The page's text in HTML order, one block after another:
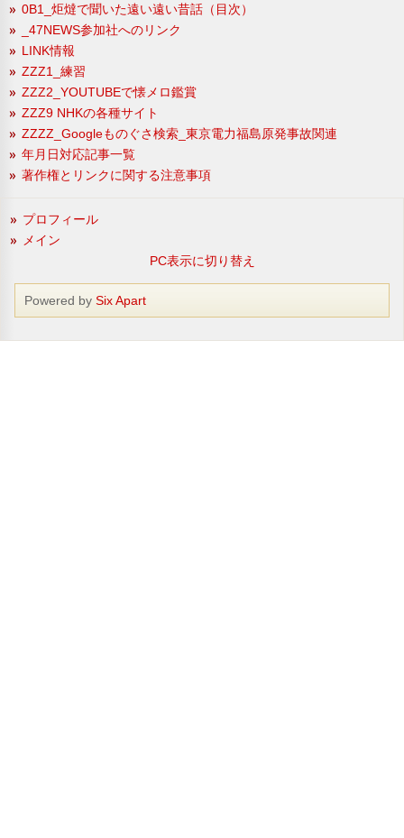
0B1_炬燵で聞いた遠い遠い昔話（目次）
_47NEWS参加社へのリンク
LINK情報
ZZZ1_練習
ZZZ2_YOUTUBEで懐メロ鑑賞
ZZZ9 NHKの各種サイト
ZZZZ_Googleものぐさ検索_東京電力福島原発事故関連
年月日対応記事一覧
著作権とリンクに関する注意事項
プロフィール
メイン
PC表示に切り替え
Powered by Six Apart